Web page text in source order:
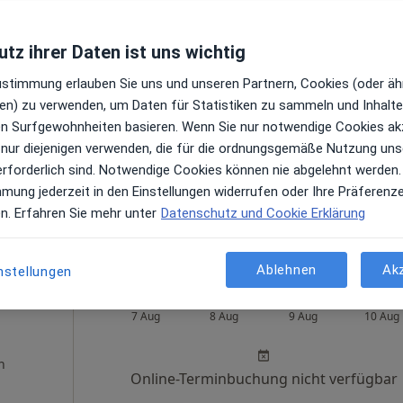
MVZ am St. Marien-Krankenhaus Standort Sandstraße im Albertus Magnus Zentrum
7 Aug
Morgen
8 Aug 9 Aug 10 Aug
Online-Terminbuchung nicht verfügbar
Terminanfrage senden
7 Aug 8 Aug 9 Aug 10 Aug
Online-Terminbuchung nicht verfügbar
ihrer Daten ist uns wichtig
erlauben Sie uns und unseren Partnern, Cookies (oder
zu verwenden, um Daten für Statistiken zu sammeln und
Surfgewohnheiten basieren. Wenn Sie nur notwendige Cookies
diejenigen verwenden, die für die ordnungsgemäße Nutzung
sind. Notwendige Cookies können nie abgelehnt werden.
jederzeit in den Einstellungen widerrufen oder Ihre
Erfahren Sie mehr unter Datenschutz und Cookie Erklärung
Ablehnen